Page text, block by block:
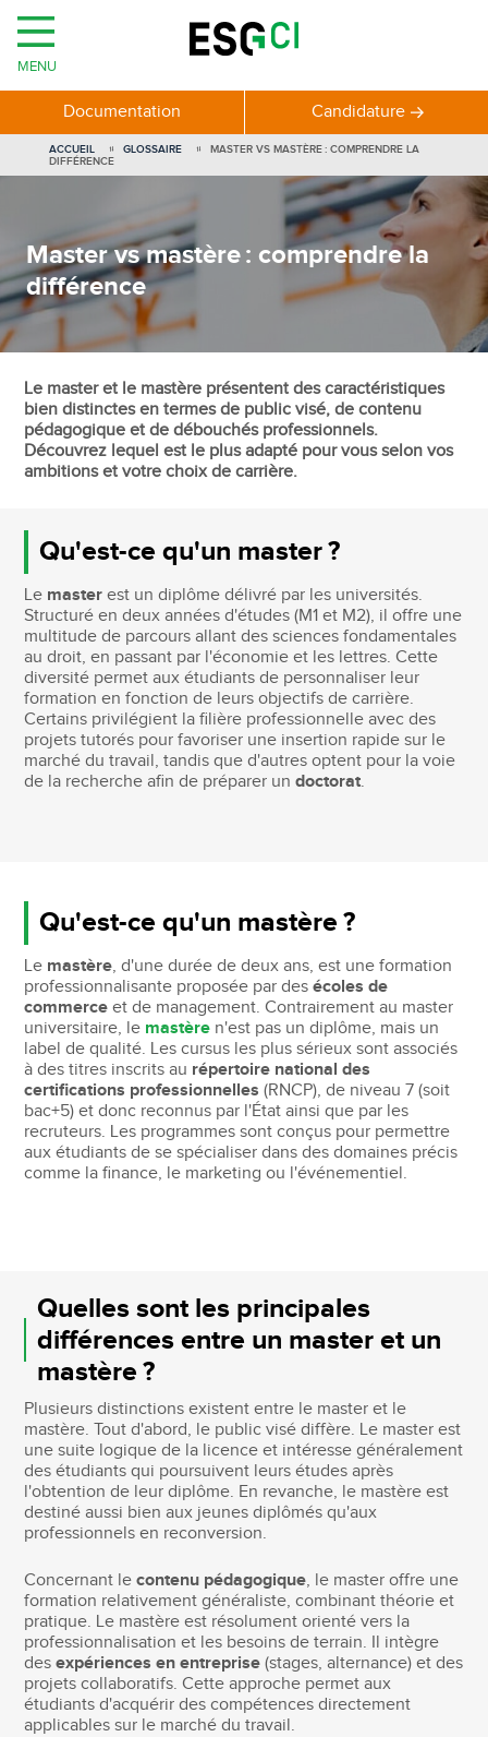
Master vs mastère : comprendre la
différence
ACCUEIL GLOSSAIRE
MASTER VS MASTÈRE : COMPRENDRE LA
DIFFÉRENCE
Le master et le mastère présentent des caractéristiques
bien distinctes en termes de public visé, de contenu
pédagogique et de débouchés professionnels.
Découvrez lequel est le plus adapté pour vous selon vos
ambitions et votre choix de carrière.
Qu'est-ce qu'un master ?
Le master est un diplôme délivré par les universités.
Structuré en deux années d'études (M1 et M2), il offre une
multitude de parcours allant des sciences fondamentales
au droit, en passant par l'économie et les lettres. Cette
diversité permet aux étudiants de personnaliser leur
formation en fonction de leurs objectifs de carrière.
Certains privilégient la filière professionnelle avec des
projets tutorés pour favoriser une insertion rapide sur le
marché du travail, tandis que d'autres optent pour la voie
de la recherche afin de préparer undoctorat.
Qu'est-ce qu'un mastère ?
Le mastère, d'une durée de deux ans, est une formation
professionnalisante proposée par desécoles de
commerce et de management. Contrairement au master
universitaire, le mastère n'est pas un diplôme, mais un
label de qualité. Les cursus les plus sérieux sont associés
à des titres inscrits au répertoire national des
certifications professionnelles (RNCP), de niveau 7 (soit
bac+5) et donc reconnus par l'État ainsi que par les
recruteurs. Les programmes sont conçus pour permettre
aux étudiants de se spécialiser dans des domaines précis
comme la finance, le marketing ou l'événementiel.
Quelles sont les principales
différences entre un master et un
mastère ?
Plusieurs distinctions existent entre le master et le
mastère. Tout d'abord, le public visé diffère. Le master est
une suite logique de la licence et intéresse généralement
des étudiants qui poursuivent leurs études après
l'obtention de leur diplôme. En revanche, le mastère est
destiné aussi bien aux jeunes diplômés qu'aux
professionnels en reconversion.
Concernant lecontenu pédagogique, le master offre une
formation relativement généraliste, combinant théorie et
pratique. Le mastère est résolument orienté vers la
professionnalisation et les besoins de terrain. Il intègre
desexpériences en entreprise (stages, alternance) et des
projets collaboratifs. Cette approche permet aux
étudiants d'acquérir des compétences directement
applicables sur le marché du travail.
MENU
Documentation Candidature